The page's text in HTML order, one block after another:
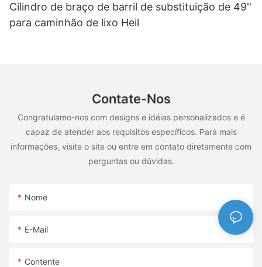
Cilindro de braço de barril de substituição de 49''
para caminhão de lixo Heil
Contate-Nos
Congratulamo-nos com designs e idéias personalizados e é
capaz de atender aos requisitos específicos. Para mais
informações, visite o site ou entre em contato diretamente com
perguntas ou dúvidas.
Nome
E-Mail
Contente